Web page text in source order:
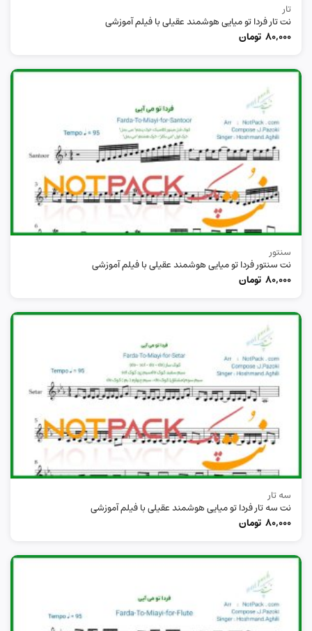
تار
نت تار فردا تو میایی هوشمند عقیلی با فیلم آموزشی
80,000 تومان
سنتور
نت سنتور فردا تو میایی هوشمند عقیلی با فیلم آموزشی
80,000 تومان
سه تار
نت سه تار فردا تو میایی هوشمند عقیلی با فیلم آموزشی
80,000 تومان